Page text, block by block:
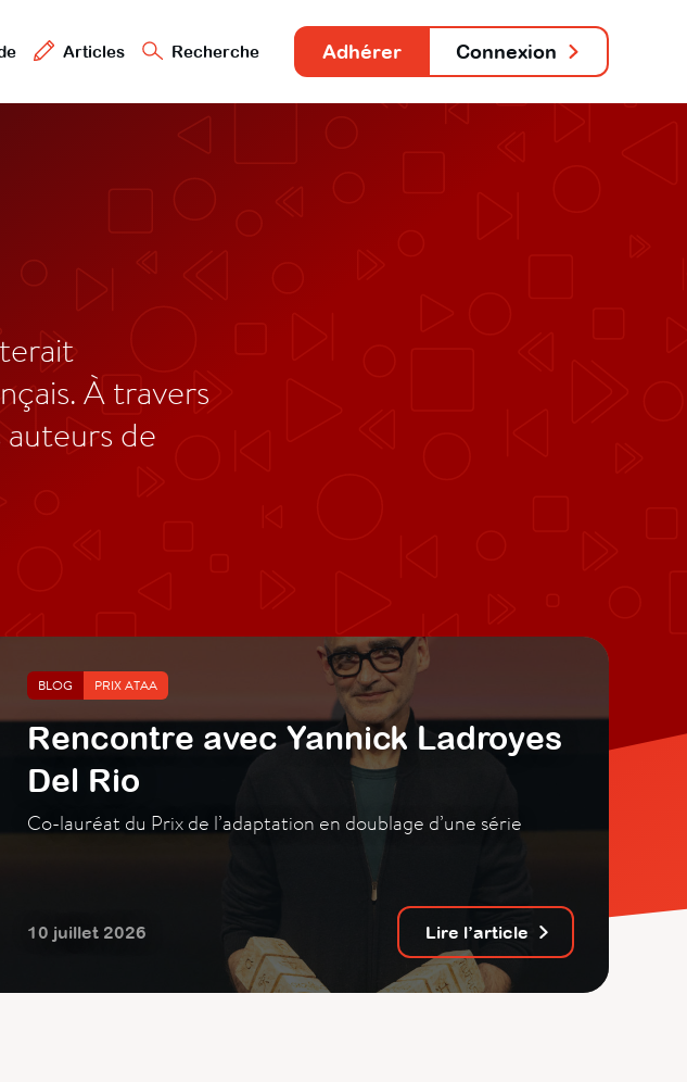
Articles Recherche Adhérer Connexion
À travers
auteurs de
BLOG PRIX ATAA
Rencontre avec Yannick Ladroyes
Del Rio
Co-lauréat du Prix de l’adaptation en doublage d’une série
10 juillet 2026 Lire l’article